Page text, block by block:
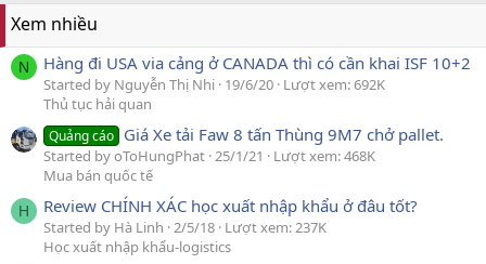
Xem nhiều
N Hàng đi USA via cảng ở CANADA thì có cần khai ISF 10+2
Started by Nguyễn Thị Nhi 19/6/20 Lượt xem: 692K
Thủ tục hải quan
Quảng cáo Giá Xe tải Faw 8 tấn Thùng 9M7 chở pallet.
Started by oToHungPhat 25/1/21
Lượt xem: 468K
Mua bán quốc tế
H Review CHÍNH XÁC học xuất nhập khẩu ở đâu tốt?
Started by Hà Linh 2/5/18 Lượt xem: 237K
Học xuất nhập khẩu-logistics